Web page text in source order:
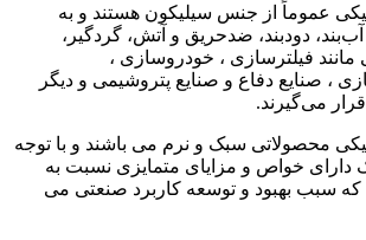
عموماً از جنس سیلیکون هستند و به
دودبند، ضدحریق و آتش، گردگیر،
فیلتر‌سازی ، خودروسازی ،
، صنایع دفاع و صنایع پتروشیمی و دیگر
می‌گیرند.
محصولاتی سبک و نرم می باشند و با توجه
دارای خواص و مزایای متمایزی نسبت به
سبب بهبود و توسعه کاربرد صنعتی می